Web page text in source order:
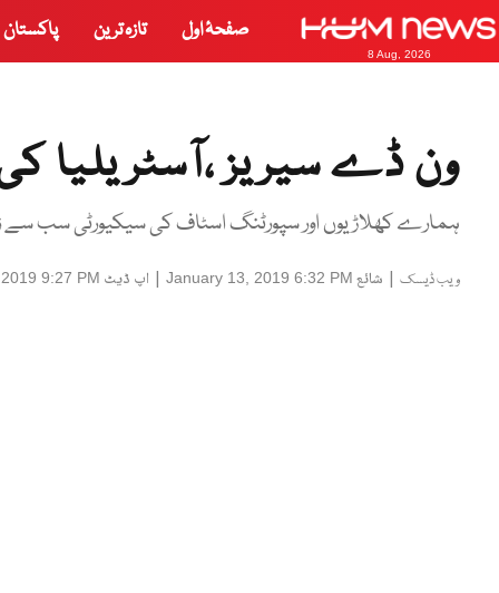
8 Aug, 2026
صفحۂ اول تازہ ترین پاکستان
ون ڈے سیریز ،آسٹریلیا
ہمارے کھلاڑیوں اور سپورٹنگ اسٹاف کی سیکیورٹی سب سے
ویب ڈیسک | شائع January 13, 2019 6:32 PM
| اپ ڈیٹ 9:27 PM